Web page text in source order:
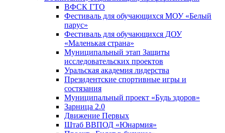
ВФСК ГТО
Фестиваль для обучающихся МОУ «Белый
парус»
Фестиваль для обучающихся ДОУ
«Маленькая страна»
Муниципальный этап Защиты
исследовательских проектов
Уральская академия лидерства
Президентские спортивные игры и
состязания
Муниципальный проект «Будь здоров»
Зарница 2.0
Движение Первых
Штаб ВВПОД «Юнармия»